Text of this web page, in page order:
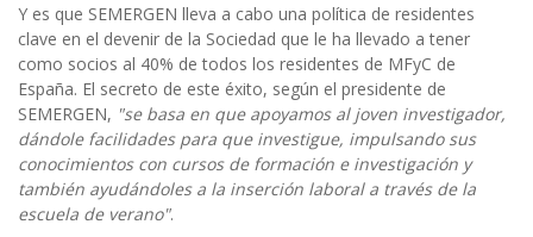
Y es que SEMERGEN lleva a cabo una política de residentes
clave en el devenir de la Sociedad que le ha llevado a tener
como socios al 40% de todos los residentes de MFyC de
España. El secreto de este éxito, según el presidente de
SEMERGEN, "se basa en que apoyamos al joven investigador,
dándole facilidades para que investigue, impulsando sus
conocimientos con cursos de formación e investigación y
también ayudándoles a la inserción laboral a través de la
escuela de verano".